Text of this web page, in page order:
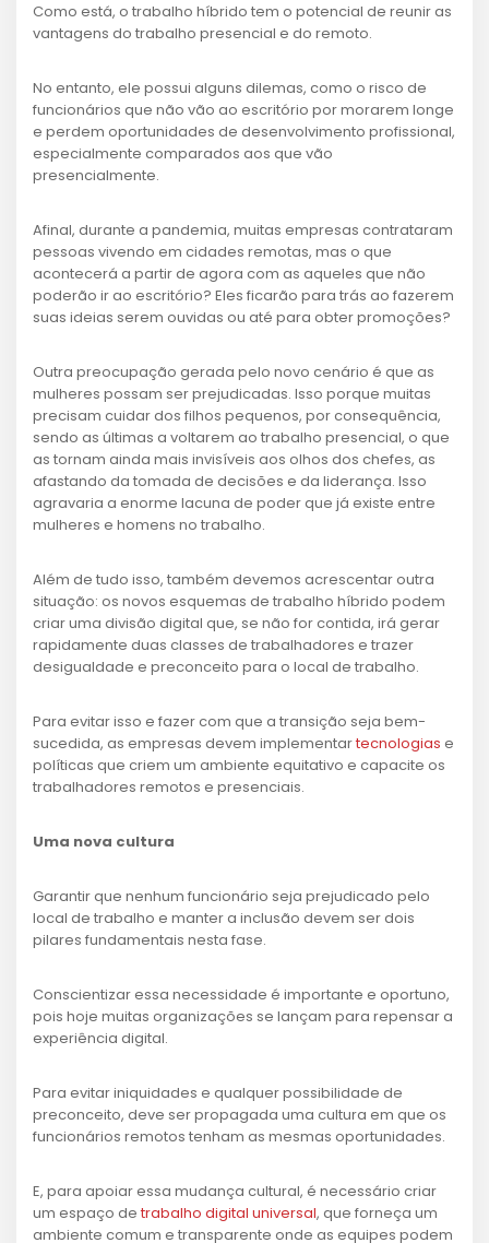
Como está, o trabalho híbrido tem o potencial de reunir as
vantagens do trabalho presencial e do remoto.
No entanto, ele possui alguns dilemas, como o risco de
funcionários que não vão ao escritório por morarem longe
e perdem oportunidades de desenvolvimento profissional,
especialmente comparados aos que vão
presencialmente.
Afinal, durante a pandemia, muitas empresas contrataram
pessoas vivendo em cidades remotas, mas o que
acontecerá a partir de agora com as aqueles que não
poderão ir ao escritório? Eles ficarão para trás ao fazerem
suas ideias serem ouvidas ou até para obter promoções?
Outra preocupação gerada pelo novo cenário é que as
mulheres possam ser prejudicadas. Isso porque muitas
precisam cuidar dos filhos pequenos, por consequência,
sendo as últimas a voltarem ao trabalho presencial, o que
as tornam ainda mais invisíveis aos olhos dos chefes, as
afastando da tomada de decisões e da liderança. Isso
agravaria a enorme lacuna de poder que já existe entre
mulheres e homens no trabalho.
Além de tudo isso, também devemos acrescentar outra
situação: os novos esquemas de trabalho híbrido podem
criar uma divisão digital que, se não for contida, irá gerar
rapidamente duas classes de trabalhadores e trazer
desigualdade e preconceito para o local de trabalho.
Para evitar isso e fazer com que a transição seja bem-
sucedida, as empresas devem implementartecnologias e
políticas que criem um ambiente equitativo e capacite os
trabalhadores remotos e presenciais.
Uma nova cultura
Garantir que nenhum funcionário seja prejudicado pelo
local de trabalho e manter a inclusão devem ser dois
pilares fundamentais nesta fase.
Conscientizar essa necessidade é importante e oportuno,
pois hoje muitas organizações se lançam para repensar a
experiência digital.
Para evitar iniquidades e qualquer possibilidade de
preconceito, deve ser propagada uma cultura em que os
funcionários remotos tenham as mesmas oportunidades.
E, para apoiar essa mudança cultural, é necessário criar
um espaço detrabalho digital universal, que forneça um
ambiente comum e transparente onde as equipes podem